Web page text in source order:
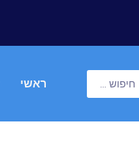
ראשי